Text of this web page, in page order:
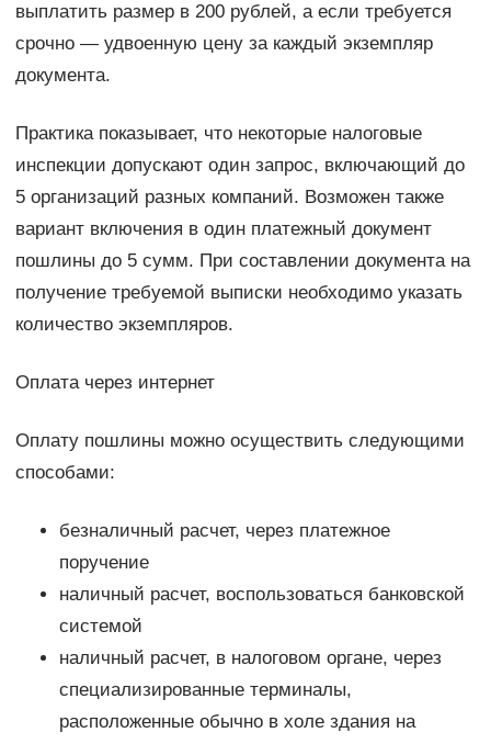
выплатить размер в 200 рублей, а если требуется
срочно — удвоенную цену за каждый экземпляр
документа.
Практика показывает, что некоторые налоговые
инспекции допускают один запрос, включающий до
5 организаций разных компаний. Возможен также
вариант включения в один платежный документ
пошлины до 5 сумм. При составлении документа на
получение требуемой выписки необходимо указать
количество экземпляров.
Оплата через интернет
Оплату пошлины можно осуществить следующими
способами:
безналичный расчет, через платежное
поручение
наличный расчет, воспользоваться банковской
системой
наличный расчет, в налоговом органе, через
специализированные терминалы,
расположенные обычно в холе здания на